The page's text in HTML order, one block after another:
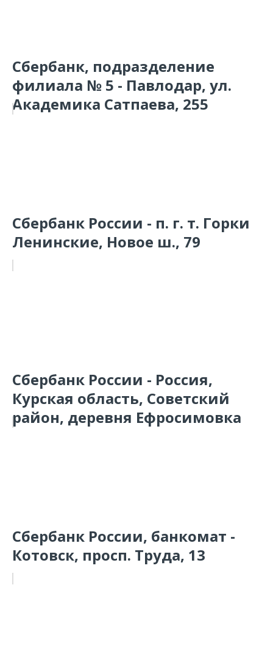
Сбербанк, подразделение
филиала № 5 - Павлодар, ул.
Академика Сатпаева, 255
Сбербанк России - п. г. т. Горки
Ленинские, Новое ш., 79
Сбербанк России - Россия,
Курская область, Советский
район, деревня Ефросимовка
Сбербанк России, банкомат -
Котовск, просп. Труда, 13